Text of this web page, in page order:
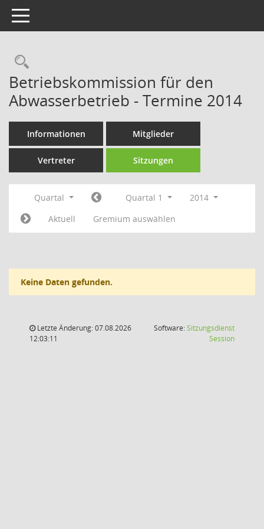
Toggle navigation
Rechercheauswahl
Betriebskommission für den
Abwasserbetrieb - Termine 2014
Informationen Mitglieder
Vertreter Sitzungen
Quartal Quartal 1
2014
Aktuell
Gremium auswählen
Keine Daten gefunden.
Letzte Änderung: 07.08.2026
12:03:11
Software:Sitzungsdienst
Session(Wird in